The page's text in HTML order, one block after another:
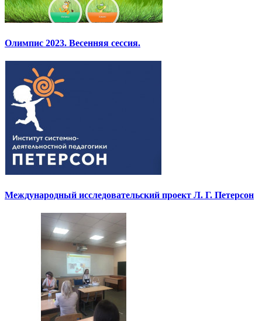
Олимпис 2023. Весенняя сессия.
Международный исследовательский проект Л. Г. Петерсон